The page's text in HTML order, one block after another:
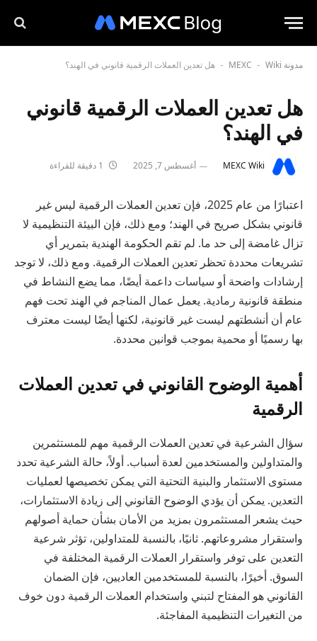
مدونة MEXC - Wiki
- هل تعدين العملات الرقمية قانوني في الهند؟
هل تعدين العملات الرقمية قانوني
في الهند؟
MEXC Wiki أغسطس 7, 2025
اعتبارًا من عام 2025، فإن تعدين العملات الرقمية ليس غير
قانوني بشكل صريح في الهند؛ ومع ذلك، فإن البيئة التنظيمية لا
تزال غامضة إلى حد ما. لم تقم الحكومة الهندية بتمرير أي
تشريعات محددة تحظر تعدين العملات الرقمية. ومع ذلك، لا توجد
إرشادات واضحة أو سياسات داعمة أيضًا، مما يضع النشاط في
منطقة قانونية رمادية. يعمل عمال المناجم في الهند تحت فهم
عام أن أنشطتهم ليست غير قانونية، لكنها أيضًا ليست معترف
بها رسميًا أو محمية بموجب قوانين محددة.
أهمية الوضوح القانوني في تعدين العملات
الرقمية
سؤال الشرعية في تعدين العملات الرقمية مهم للمستثمرين
والمتداولين والمستخدمين لعدة أسباب. أولاً، حالة الشرعية تحدد
مستوى الاستثمار والبنية التحتية التي يمكن تخصيصها لعمليات
التعدين. يمكن أن يؤدي الوضوح القانوني إلى زيادة الاستثمارات،
حيث يشعر المستثمرون بمزيد من الأمان بشأن حماية أصولهم
واستقرار مشروعاتهم. ثانيًا، بالنسبة للمتداولين، تؤثر شرعية
التعدين على توفر واستقرار العملات الرقمية المختلفة في
السوق. أخيرًا، بالنسبة للمستخدمين العاديين، فإن الضمان
القانوني هو المفتاح لتبني واستخدام العملات الرقمية دون خوف
من التغيرات التنظيمية المفاجئة.